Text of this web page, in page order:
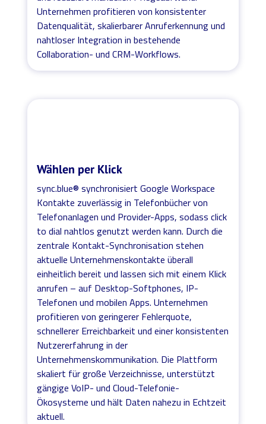
Unternehmen profitieren von konsistenter
Datenqualität, skalierbarer Anruferkennung und
nahtloser Integration in bestehende
Collaboration- und CRM-Workflows.
Wählen per Klick
sync.blue® synchronisiert Google Workspace
Kontakte zuverlässig in Telefonbücher von
Telefonanlagen und Provider-Apps, sodass click
to dial nahtlos genutzt werden kann. Durch die
zentrale Kontakt-Synchronisation stehen
aktuelle Unternehmenskontakte überall
einheitlich bereit und lassen sich mit einem Klick
anrufen – auf Desktop-Softphones, IP-
Telefonen und mobilen Apps. Unternehmen
profitieren von geringerer Fehlerquote,
schnellerer Erreichbarkeit und einer konsistenten
Nutzererfahrung in der
Unternehmenskommunikation. Die Plattform
skaliert für große Verzeichnisse, unterstützt
gängige VoIP- und Cloud-Telefonie-
Ökosysteme und hält Daten nahezu in Echtzeit
aktuell.